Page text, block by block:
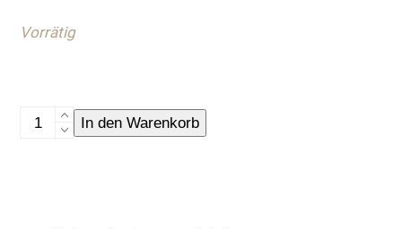
79,90 €
Vorrätig
Kissenhülle
"Bootsfahrt"
In den Warenkorb